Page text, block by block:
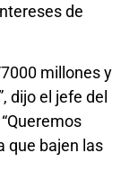
de
millones y
dijo el jefe del
que bajen las